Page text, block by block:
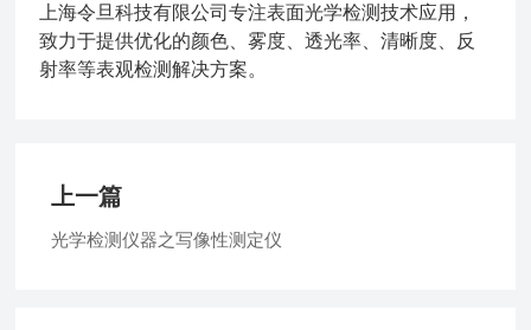
上海令旦科技有限公司专注表面光学检测技术应用，
致力于提供优化的颜色、雾度、透光率、清晰度、反
射率等表观检测解决方案。
上一篇
光学检测仪器之写像性测定仪